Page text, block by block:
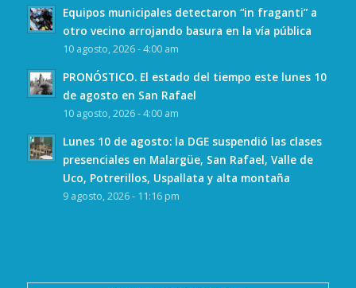
Equipos municipales detectaron “in fraganti” a
otro vecino arrojando basura en la vía pública
10 agosto, 2026 - 4:00 am
PRONÓSTICO. El estado del tiempo este lunes 10
de agosto en San Rafael
10 agosto, 2026 - 4:00 am
Lunes 10 de agosto: la DGE suspendió las clases
presenciales en Malargüe, San Rafael, Valle de
Uco, Potrerillos, Uspallata y alta montaña
9 agosto, 2026 - 11:16 pm